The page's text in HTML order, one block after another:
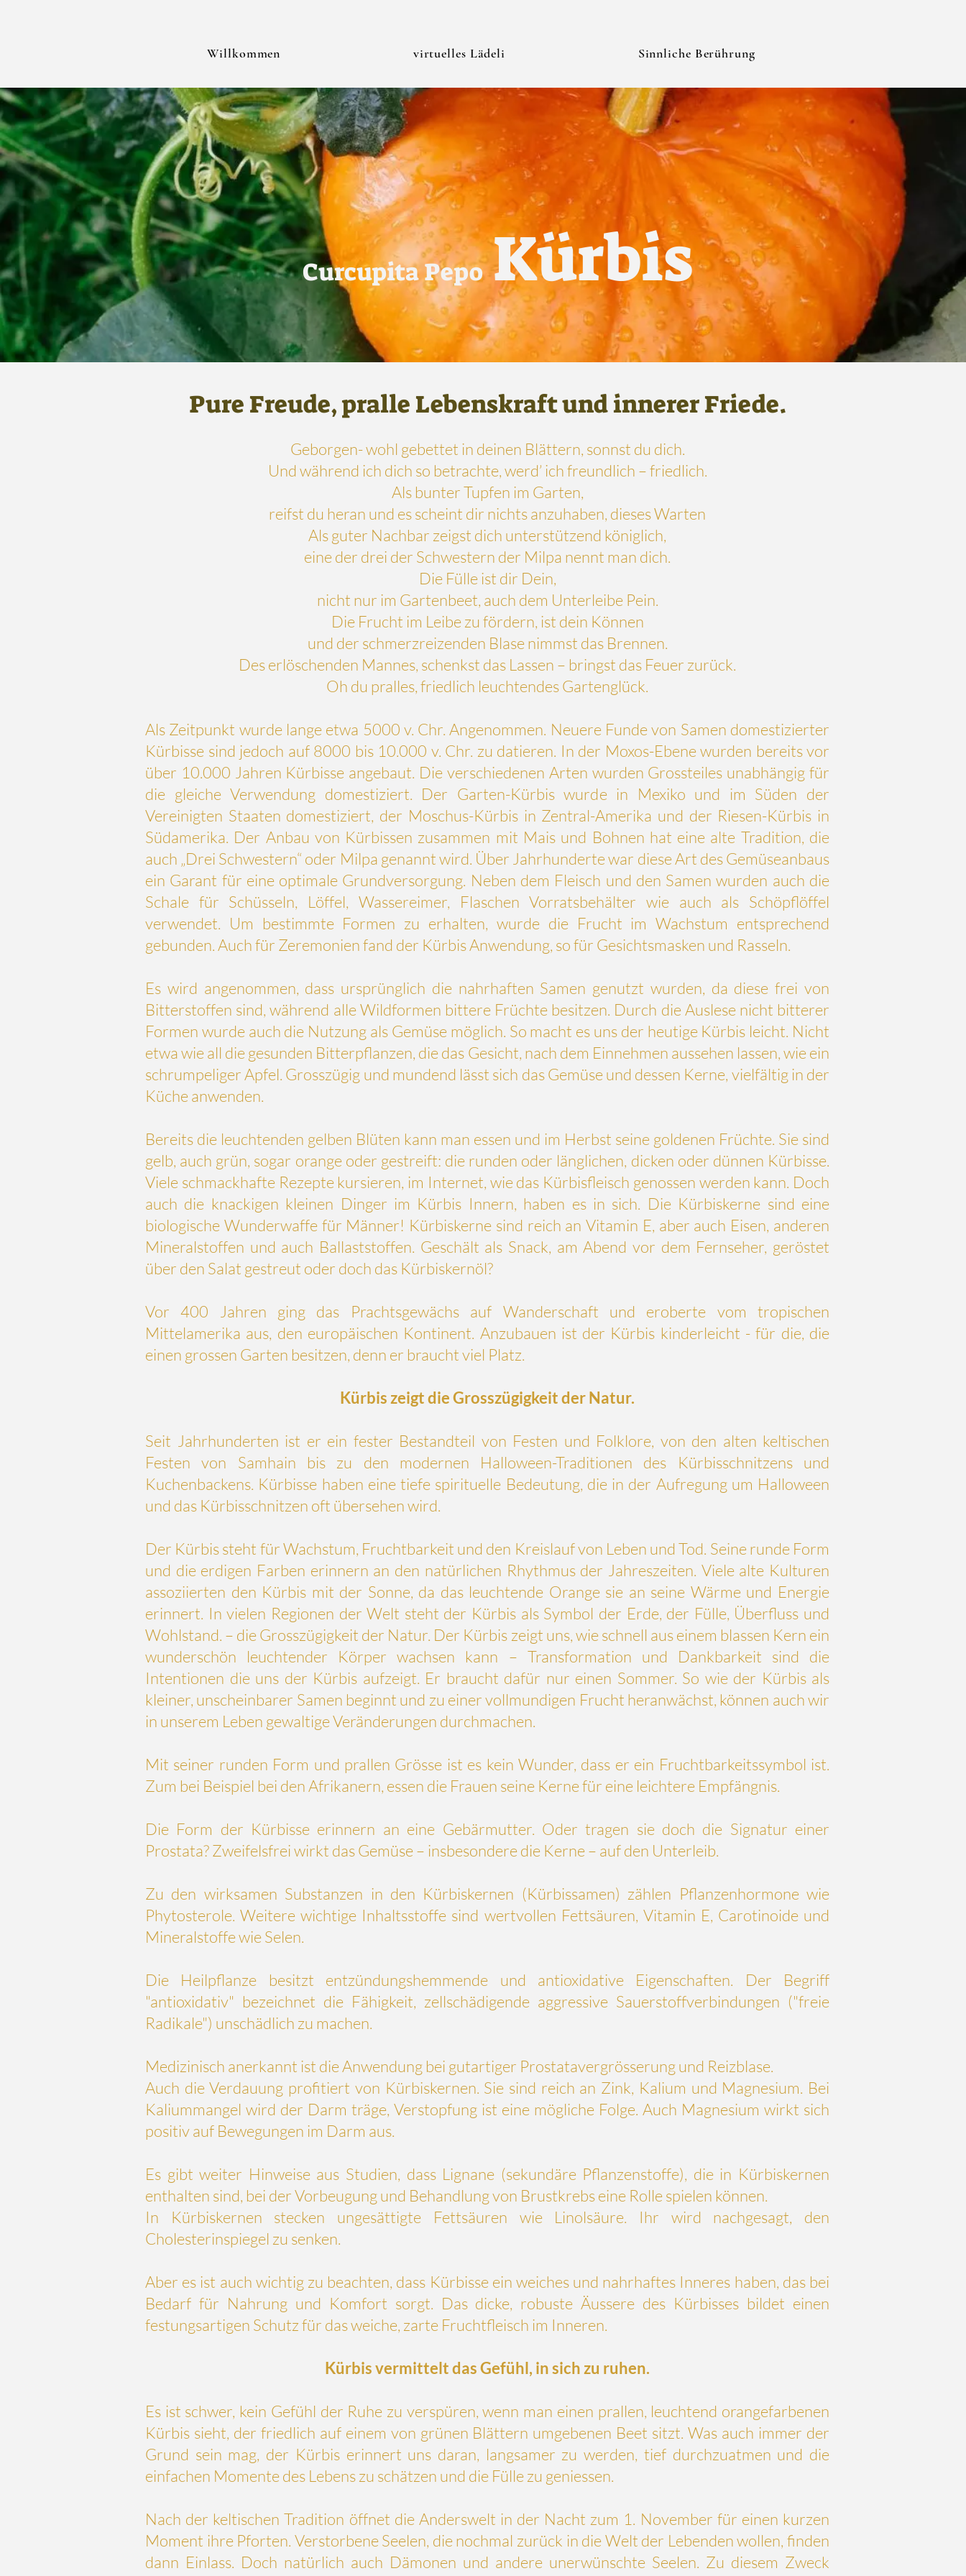
Willkommen virtuelles Lädeli Sinnliche Berührung
Curcupita Pepo Kürbis
Pure Freude, pralle Lebenskraft und innerer Friede.
Geborgen- wohl gebettet in deinen Blättern, sonnst du dich.
Und während ich dich so betrachte, werd’ ich freundlich – friedlich.
Als bunter Tupfen im Garten,
reifst du heran und es scheint dir nichts anzuhaben, dieses Warten
Als guter Nachbar zeigst dich unterstützend königlich,
eine der drei der Schwestern der Milpa nennt man dich.
Die Fülle ist dir Dein,
nicht nur im Gartenbeet, auch dem Unterleibe Pein.
Die Frucht im Leibe zu fördern, ist dein Können
und der schmerzreizenden Blase nimmst das Brennen.
Des erlöschenden Mannes, schenkst das Lassen – bringst das Feuer zurück.
Oh du pralles, friedlich leuchtendes Gartenglück.
Als Zeitpunkt wurde lange etwa 5000 v. Chr. Angenommen. Neuere Funde von Samen domestizierter
Kürbisse sind jedoch auf 8000 bis 10.000 v. Chr. zu datieren. In der Moxos-Ebenewurden bereits vor
über 10.000 Jahren Kürbisse angebaut. Die verschiedenen Arten wurden Grossteiles unabhängig für
die gleiche Verwendung domestiziert. Der Garten-Kürbis wurde in Mexiko und im Süden der
Vereinigten Staaten domestiziert, der Moschus-Kürbis in Zentral-Amerika und der Riesen-Kürbis in
Südamerika. Der Anbau von Kürbissen zusammen mit Mais und Bohnen hat eine alte Tradition, die
auch „Drei Schwestern“ oder Milpa genannt wird. Über Jahrhunderte war diese Art des Gemüseanbaus
ein Garant für eine optimale Grundversorgung. Neben dem Fleisch und den Samen wurden auch die
Schale für Schüsseln, Löffel, Wassereimer, Flaschen Vorratsbehälter wie auch als Schöpflöffel
verwendet. Um bestimmte Formen zu erhalten, wurde die Frucht im Wachstum entsprechend
gebunden. Auch für Zeremonien fand der Kürbis Anwendung, so für Gesichtsmasken und Rasseln.
Es wird angenommen, dass ursprünglich die nahrhaften Samen genutzt wurden, da diese frei von
Bitterstoffen sind, während alle Wildformen bittere Früchte besitzen. Durch die Auslese nicht bitterer
Formen wurde auch die Nutzung als Gemüse möglich. So macht es uns der heutige Kürbis leicht. Nicht
etwa wie all die gesunden Bitterpflanzen, die das Gesicht, nach dem Einnehmen aussehen lassen, wie ein
schrumpeliger Apfel. Grosszügig und mundend lässt sich das Gemüse und dessen Kerne, vielfältig in der
Küche anwenden.
Bereits die leuchtenden gelben Blüten kann man essen und im Herbst seine goldenen Früchte. Sie sind
gelb, auch grün, sogar orange oder gestreift: die runden oder länglichen, dicken oder dünnen Kürbisse.
Viele schmackhafte Rezepte kursieren, im Internet, wie das Kürbisfleisch genossen werden kann. Doch
auch die knackigen kleinen Dinger im Kürbis Innern, haben es in sich. Die Kürbiskerne sind eine
biologische Wunderwaffe für Männer! Kürbiskerne sind reich an Vitamin E, aber auch Eisen, anderen
Mineralstoffen und auch Ballaststoffen. Geschält als Snack, am Abend vor dem Fernseher, geröstet
über den Salat gestreut oder doch das Kürbiskernöl?
Vor 400 Jahren ging das Prachtsgewächs auf Wanderschaft und eroberte vom tropischen
Mittelamerika aus, den europäischen Kontinent. Anzubauen ist der Kürbis kinderleicht - für die, die
einen grossen Garten besitzen, denn er braucht viel Platz.
Kürbis zeigt die Grosszügigkeit der Natur.
Seit Jahrhunderten ist er ein fester Bestandteil von Festen und Folklore, von den alten keltischen
Festen von Samhain bis zu den modernen Halloween-Traditionen des Kürbisschnitzens und
Kuchenbackens. Kürbisse haben eine tiefe spirituelle Bedeutung, die in der Aufregung um Halloween
und das Kürbisschnitzen oft übersehen wird.
Der Kürbis steht für Wachstum, Fruchtbarkeit und den Kreislauf von Leben und Tod. Seine runde Form
und die erdigen Farben erinnern an den natürlichen Rhythmus der Jahreszeiten. Viele alte Kulturen
assoziierten den Kürbis mit der Sonne, da das leuchtende Orange sie an seine Wärme und Energie
erinnert. In vielen Regionen der Welt steht der Kürbis als Symbol der Erde, der Fülle, Überfluss und
Wohlstand. – die Grosszügigkeit der Natur. Der Kürbis zeigt uns, wie schnell aus einem blassen Kern ein
wunderschön leuchtender Körper wachsen kann – Transformation und Dankbarkeit sind die
Intentionen die uns der Kürbis aufzeigt. Er braucht dafür nur einen Sommer. So wie der Kürbis als
kleiner, unscheinbarer Samen beginnt und zu einer vollmundigen Frucht heranwächst, können auch wir
in unserem Leben gewaltige Veränderungen durchmachen.
Mit seiner runden Form und prallen Grösse ist es kein Wunder, dass er ein Fruchtbarkeitssymbol ist.
Zum bei Beispiel bei den Afrikanern, essen die Frauen seine Kerne für eine leichtere Empfängnis.
Die Form der Kürbisse erinnern an eine Gebärmutter. Oder tragen sie doch die Signatur einer
Prostata? Zweifelsfrei wirkt das Gemüse – insbesondere die Kerne – auf den Unterleib.
Zu den wirksamen Substanzen in den Kürbiskernen (Kürbissamen) zählen Pflanzenhormone wie
Phytosterole. Weitere wichtige Inhaltsstoffe sind wertvollen Fettsäuren, Vitamin E, Carotinoide und
Mineralstoffe wieSelen.
Die Heilpflanze besitzt entzündungshemmende und antioxidative Eigenschaften. Der Begriff
"antioxidativ" bezeichnet die Fähigkeit, zellschädigende aggressive Sauerstoffverbindungen ("freie
Radikale") unschädlich zu machen.
Medizinisch anerkannt ist die Anwendung bei gutartiger Prostatavergrösserung und Reizblase.
Auch dieVerdauung profitiert von Kürbiskernen. Sie sind reich an Zink, Kalium und Magnesium. Bei
Kaliummangel wird der Darm träge, Verstopfung ist eine mögliche Folge. Auch Magnesium wirkt sich
positiv auf Bewegungen im Darm aus.
Es gibt weiter Hinweise aus Studien, dass Lignane (sekundäre Pflanzenstoffe), die in Kürbiskernen
enthalten sind, bei der Vorbeugung und Behandlung von Brustkrebseine Rolle spielen können.
In Kürbiskernen stecken ungesättigte Fettsäuren wie Linolsäure. Ihr wird nachgesagt, den
Cholesterinspiegel zu senken.
Aber es ist auch wichtig zu beachten, dass Kürbisse ein weiches und nahrhaftes Inneres haben, das bei
Bedarf für Nahrung und Komfort sorgt. Das dicke, robuste Äussere des Kürbisses bildet einen
festungsartigen Schutz für das weiche, zarte Fruchtfleisch im Inneren.
Kürbis vermittelt das Gefühl, in sich zu ruhen.
Es ist schwer, kein Gefühl der Ruhe zu verspüren, wenn man einen prallen, leuchtend orangefarbenen
Kürbis sieht, der friedlich auf einem von grünen Blättern umgebenen Beet sitzt. Was auch immer der
Grund sein mag, der Kürbis erinnert uns daran, langsamer zu werden, tief durchzuatmen und die
einfachen Momente des Lebens zu schätzen und die Fülle zu geniessen.
Nach der keltischen Tradition öffnet die Anderswelt in der Nacht zum 1. November für einen kurzen
Moment ihre Pforten. Verstorbene Seelen, die nochmal zurück in die Welt der Lebenden wollen, finden
dann Einlass. Doch natürlich auch Dämonen und andere unerwünschte Seelen. Zu diesem Zweck